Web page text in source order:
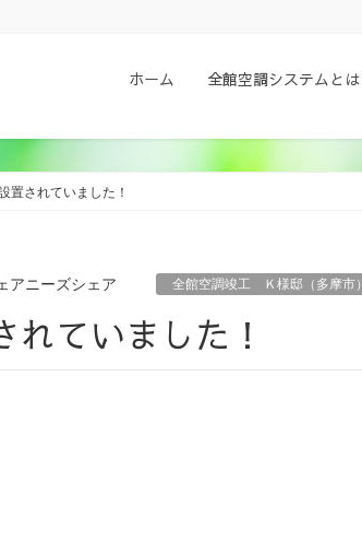
ホーム 全館空調システムとは
されていました！
アニーズシェア 全館空調竣工 Ｋ様邸（多摩市）
れていました！